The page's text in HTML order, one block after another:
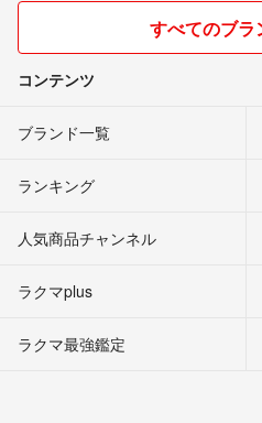
すべてのブラ
コンテンツ
ブランド一覧
ランキング
人気商品チャンネル
ラクマplus
ラクマ最強鑑定